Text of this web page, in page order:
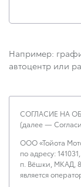
Например:
автоцентр или
СОГЛАСИЕ НА
(далее —
ООО «Тойота
по адресу:
п. Вёшки, МКАД,
является